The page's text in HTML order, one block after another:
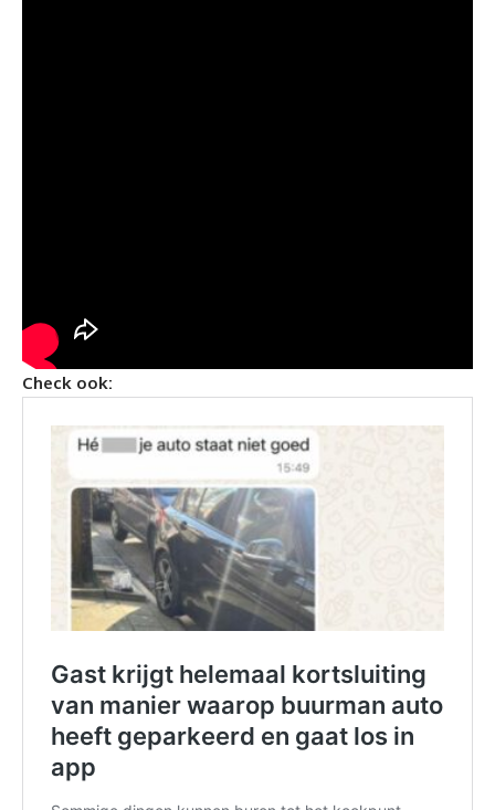
Check ook: